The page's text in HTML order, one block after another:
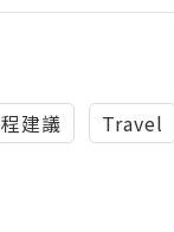
建議
Travel